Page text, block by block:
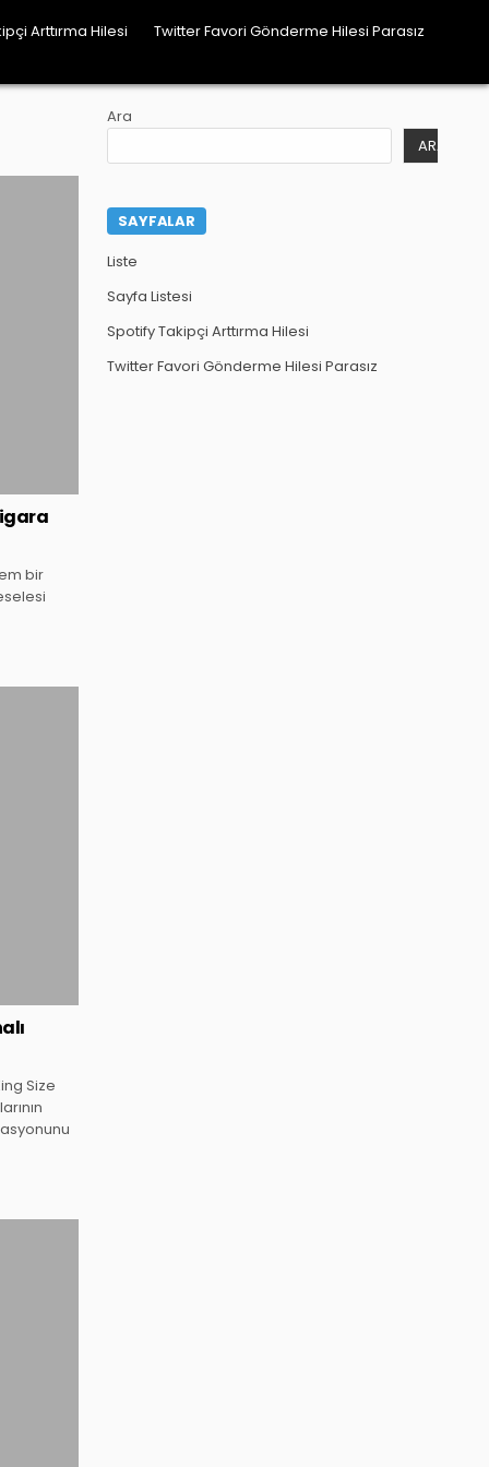
Arttırma Hilesi Twitter Favori Gönderme Hilesi Parasız
bir
Size
Ara
ARA
SAYFALAR
Liste
Sayfa Listesi
Spotify Takipçi Arttırma Hilesi
Twitter Favori Gönderme Hilesi Parasız